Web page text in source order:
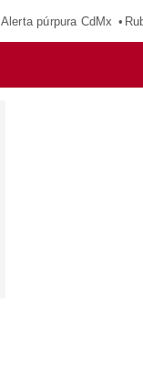
Alerta púrpura CdMx